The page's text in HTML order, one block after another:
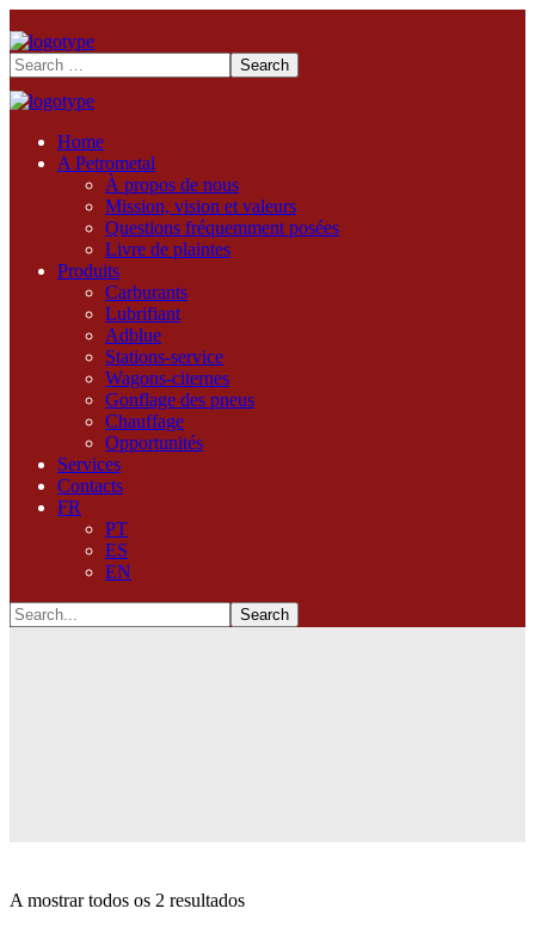
Home
A Petrometal
À propos de nous
Mission, vision et valeurs
Questions fréquemment posées
Livre de plaintes
Produits
Carburants
Lubrifiant
Adblue
Stations-service
Wagons-citernes
Gonflage des pneus
Chauffage
Opportunités
Services
Contacts
FR
PT
ES
EN
A mostrar todos os 2 resultados